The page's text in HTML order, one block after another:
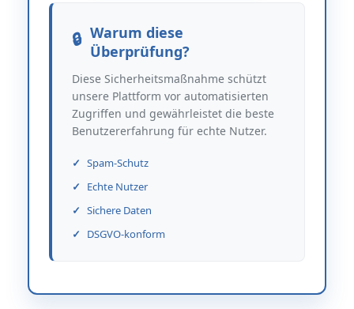
Warum diese
Überprüfung?
Diese Sicherheitsmaßnahme schützt
unsere Plattform vor automatisierten
Zugriffen und gewährleistet die beste
Benutzererfahrung für echte Nutzer.
Spam-Schutz
Echte Nutzer
Sichere Daten
DSGVO-konform